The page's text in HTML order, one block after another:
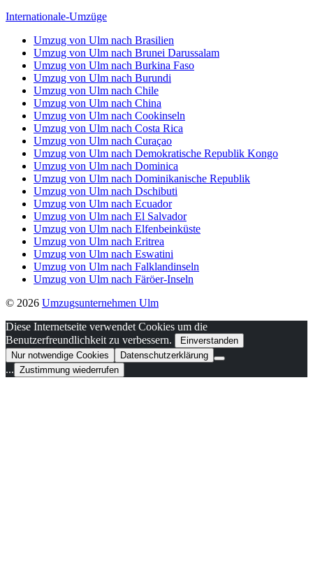
Internationale-Umzüge
Umzug von Ulm nach Brasilien
Umzug von Ulm nach Brunei Darussalam
Umzug von Ulm nach Burkina Faso
Umzug von Ulm nach Burundi
Umzug von Ulm nach Chile
Umzug von Ulm nach China
Umzug von Ulm nach Cookinseln
Umzug von Ulm nach Costa Rica
Umzug von Ulm nach Curaçao
Umzug von Ulm nach Demokratische Republik Kongo
Umzug von Ulm nach Dominica
Umzug von Ulm nach Dominikanische Republik
Umzug von Ulm nach Dschibuti
Umzug von Ulm nach Ecuador
Umzug von Ulm nach El Salvador
Umzug von Ulm nach Elfenbeinküste
Umzug von Ulm nach Eritrea
Umzug von Ulm nach Eswatini
Umzug von Ulm nach Falklandinseln
Umzug von Ulm nach Färöer-Inseln
© 2026 Umzugsunternehmen Ulm
Diese Internetseite verwendet Cookies um die
Benutzerfreundlichkeit zu verbessern.
Einverstanden
Nur notwendige Cookies
Datenschutzerklärung
... Zustimmung wiederrufen